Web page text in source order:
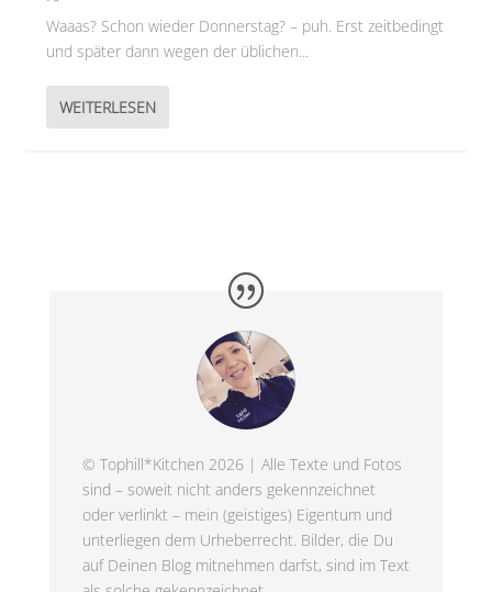
Waaas? Schon wieder Donnerstag? – puh. Erst zeitbedingt
und später dann wegen der üblichen...
WEITERLESEN
© Tophill*Kitchen 2026 | Alle Texte und Fotos
sind – soweit nicht anders gekennzeichnet
oder verlinkt – mein (geistiges) Eigentum und
unterliegen dem Urheberrecht. Bilder, die Du
auf Deinen Blog mitnehmen darfst, sind im Text